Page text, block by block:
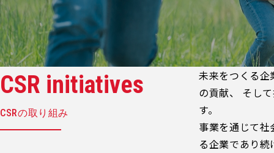
CSR initiatives
CSRの取り組み
未来をつくる企
の貢献、 そし
す。
事業を通じて
る企業であり続